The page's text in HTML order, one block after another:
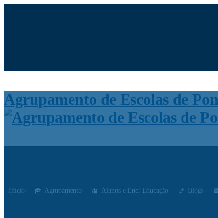
Agrupamento de Escolas de
Início Agrupamento Alunos e Enc. Educação Blogs